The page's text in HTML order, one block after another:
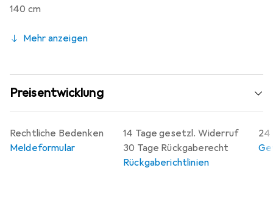
140 cm
Mehr anzeigen
Preisentwicklung
14 Tage gesetzl. Widerruf
30 Tage Rückgaberecht
Rückgaberichtlinien
24
Rechtliche Bedenken
Meldeformular